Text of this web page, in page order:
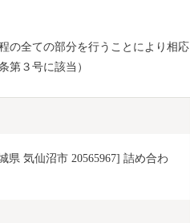
の全ての部分を行うことにより相応
第３号に該当）
県 気仙沼市 20565967] 詰め合わ